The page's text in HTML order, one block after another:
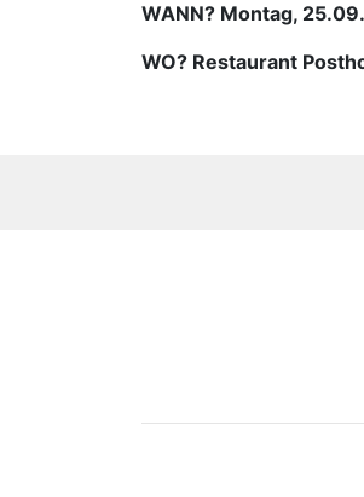
WANN? Montag,
WO? Restaurant